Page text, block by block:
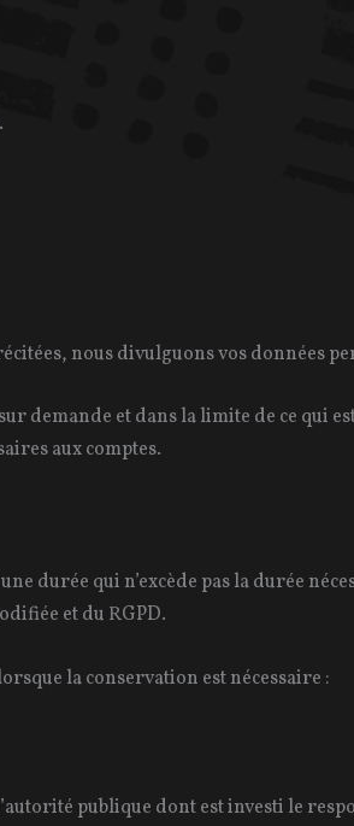
nous divulguons vos données
demande et dans la limite de ce qui
aux comptes.
durée qui n’excède pas la durée
et du RGPD.
la conservation est nécessaire :
publique dont est investi le